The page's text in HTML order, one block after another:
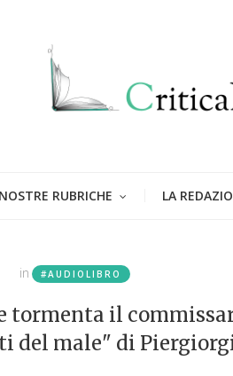
RUBRICHE LA
in #AUDIOLIBRO
il
del male" di